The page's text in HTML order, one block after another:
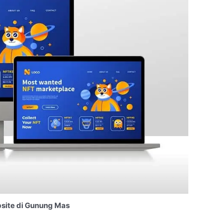
di Gunung Mas